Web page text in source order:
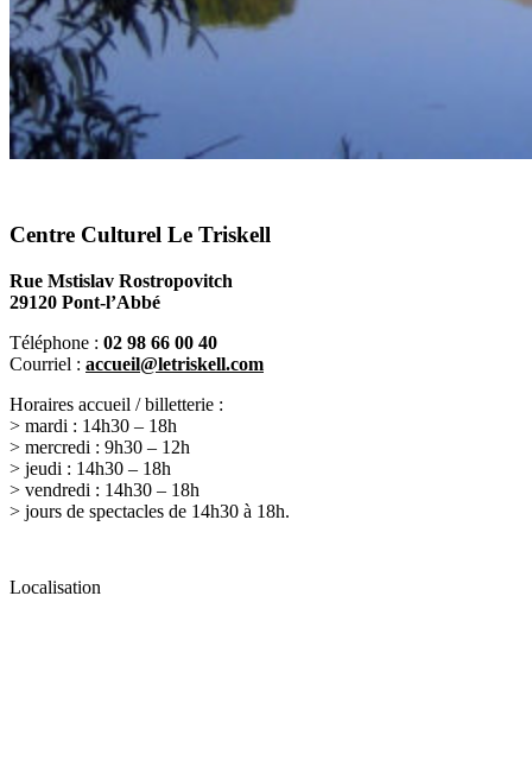
Centre Culturel Le Triskell
Rue Mstislav Rostropovitch
29120 Pont-l’Abbé
Téléphone : 02 98 66 00 40
Courriel : accueil@letriskell.com
Horaires accueil / billetterie :
> mardi : 14h30 – 18h
> mercredi : 9h30 – 12h
> jeudi : 14h30 – 18h
> vendredi : 14h30 – 18h
> jours de spectacles de 14h30 à 18h.
Localisation